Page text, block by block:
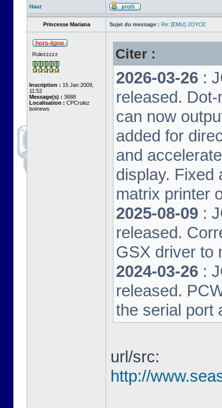
Haut
Princesse Mariana Sujet du message : Re: [EMU] JOYCE
Rulezzzzz
Inscription : 15 Jan 2009,
11:52
Message(s) : 3688
Localisation : CPCrulez
botnews
Citer :
2026-03-26 :
released.
can now
added for
and
display. Fixed
matrix printer
2025-08-09 :
released.
GSX driver to
2024-03-26 :
released.
the serial port
url/src:
http://